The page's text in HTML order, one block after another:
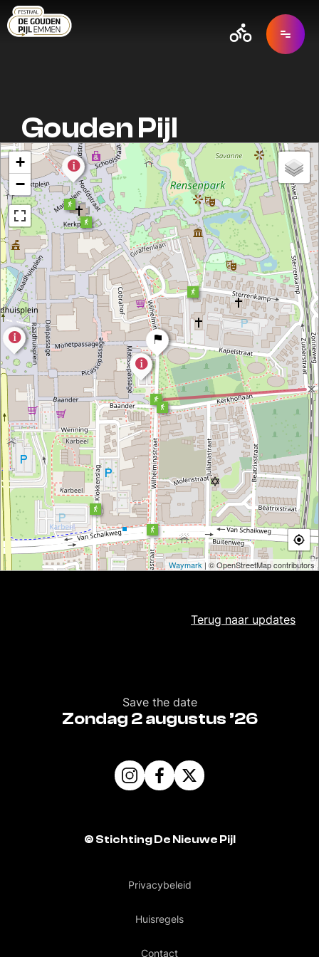
Gouden Pijl
+
−
Waymark | © OpenStreetMap contributors
Terug naar updates
Save the date
Zondag 2 augustus ’26
© Stichting De Nieuwe Pijl
Privacybeleid
Huisregels
Contact